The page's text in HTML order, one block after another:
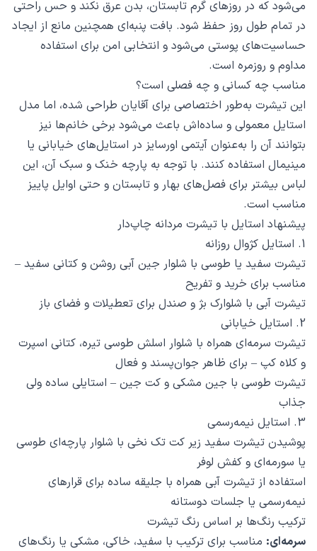
می‌شود که در روزهای گرم تابستان، بدن عرق نکند و حس راحتی
در تمام طول روز حفظ شود. بافت پنبه‌ای همچنین مانع از ایجاد
حساسیت‌های پوستی می‌شود و انتخابی امن برای استفاده
مداوم و روزمره است.
مناسب چه کسانی و چه فصلی است؟
این تیشرت به‌طور اختصاصی برای آقایان طراحی شده، اما مدل
استایل معمولی و ساده‌اش باعث می‌شود برخی خانم‌ها نیز
بتوانند آن را به‌عنوان آیتمی اورسایز در استایل‌های خیابانی یا
مینیمال استفاده کنند. با توجه به پارچه خنک و سبک آن، این
لباس بیشتر برای فصل‌های بهار و تابستان و حتی اوایل پاییز
مناسب است.
پیشنهاد استایل با تیشرت مردانه چاپ‌دار
1. استایل کژوال روزانه
تیشرت سفید یا طوسی با شلوار جین آبی روشن و کتانی سفید –
مناسب برای خرید و تفریح
تیشرت آبی با شلوارک بژ و صندل برای تعطیلات و فضای باز
2. استایل خیابانی
تیشرت سرمه‌ای همراه با شلوار اسلش طوسی تیره، کتانی اسپرت
و کلاه کپ – برای ظاهر جوان‌پسند و فعال
تیشرت طوسی با جین مشکی و کت جین – استایلی ساده ولی
جذاب
3. استایل نیمه‌رسمی
پوشیدن تیشرت سفید زیر کت تک نخی با شلوار پارچه‌ای طوسی
یا سورمه‌ای و کفش لوفر
استفاده از تیشرت آبی همراه با جلیقه ساده برای قرارهای
نیمه‌رسمی یا جلسات دوستانه
ترکیب رنگ‌ها بر اساس رنگ تیشرت
سرمه‌ای: مناسب برای ترکیب با سفید، خاکی، مشکی یا رنگ‌های